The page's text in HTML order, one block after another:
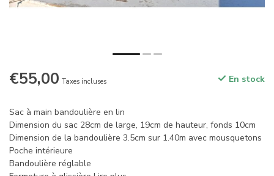
€55,00 Taxes incluses En stock
Sac à main bandoulière en lin
Dimension du sac 28cm de large, 19cm de hauteur, fonds 10cm
Dimension de la bandoulière 3.5cm sur 1.40m avec mousquetons
Poche intérieure
Bandoulière réglable